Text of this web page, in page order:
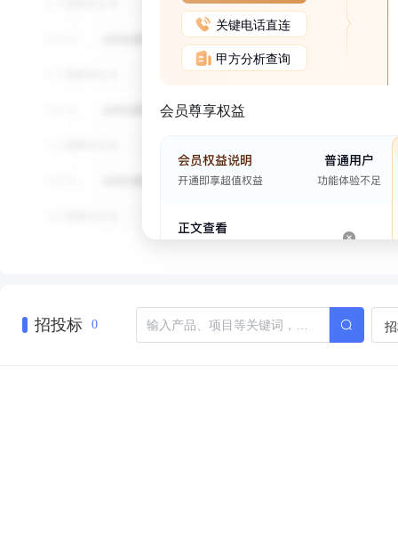
关键电话直连
甲方分析查询
会员尊享权益
招投标 0